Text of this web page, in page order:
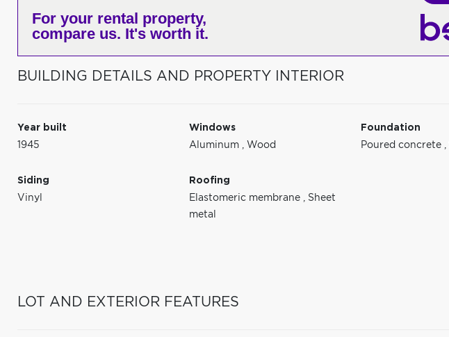
For your rental property,
compare us. It's worth it.
BUILDING DETAILS AND PROPERTY INTERIOR
Year built
1945
Windows
Aluminum , Wood
Foundation
Poured concrete ,
Siding
Vinyl
Roofing
Elastomeric membrane , Sheet
metal
LOT AND EXTERIOR FEATURES